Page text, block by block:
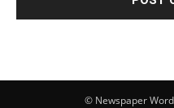
© Newspaper